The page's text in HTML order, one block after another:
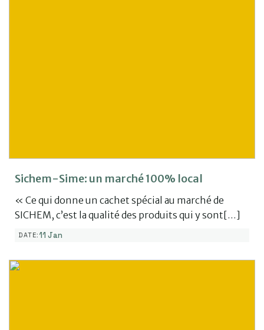
Sichem-Sime: un marché 100% local
« Ce qui donne un cachet spécial au marché de
SICHEM, c’est la qualité des produits qui y sont[…]
DATE:11 Jan